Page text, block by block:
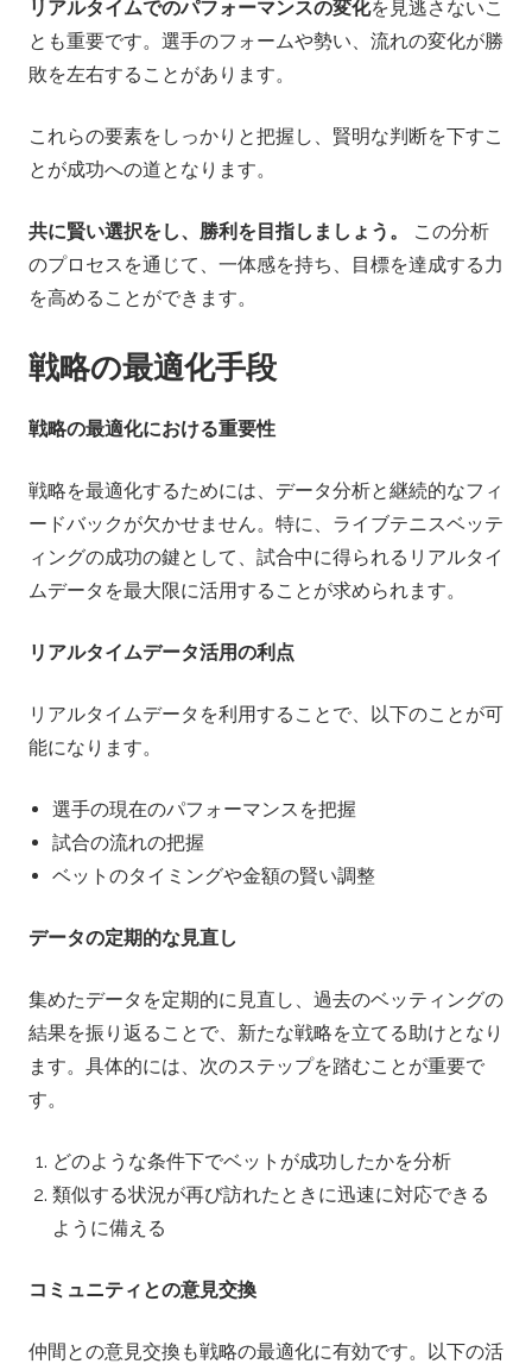
リアルタイムでのパフォーマンスの変化を見逃さないこ
とも重要です。選手のフォームや勢い、流れの変化が勝
敗を左右することがあります。
これらの要素をしっかりと把握し、賢明な判断を下すこ
とが成功への道となります。
共に賢い選択をし、勝利を目指しましょう。
この分析
のプロセスを通じて、一体感を持ち、目標を達成する力
を高めることができます。
戦略の最適化手段
戦略の最適化における重要性
戦略を最適化するためには、データ分析と継続的なフィ
ードバックが欠かせません。特に、ライブテニスベッテ
ィングの成功の鍵として、試合中に得られるリアルタイ
ムデータを最大限に活用することが求められます。
リアルタイムデータ活用の利点
リアルタイムデータを利用することで、以下のことが可
能になります。
選手の現在のパフォーマンスを把握
試合の流れの把握
ベットのタイミングや金額の賢い調整
データの定期的な見直し
集めたデータを定期的に見直し、過去のベッティングの
結果を振り返ることで、新たな戦略を立てる助けとなり
ます。具体的には、次のステップを踏むことが重要で
す。
どのような条件下でベットが成功したかを分析
類似する状況が再び訪れたときに迅速に対応できる
ように備える
コミュニティとの意見交換
仲間との意見交換も戦略の最適化に有効です。以下の活